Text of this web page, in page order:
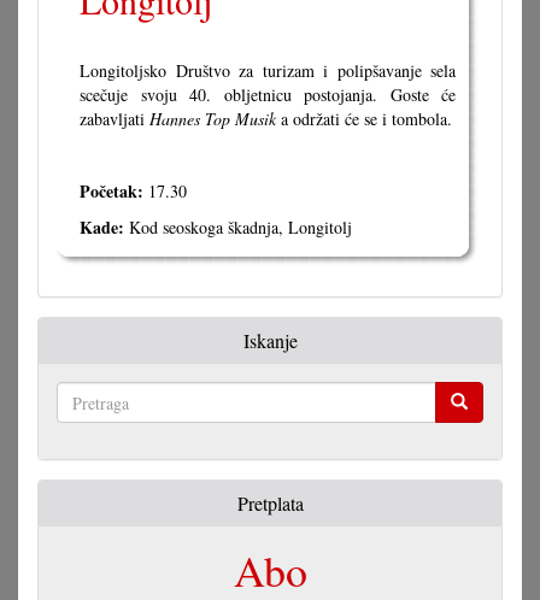
Longitoljsko Društvo za turizam i polipšavanje sela
scečuje svoju 40. obljetnicu postojanja. Goste će
zabavljati Hannes Top Musika održati će se i tombola.
Početak: 17.30
Kade: Kod seoskoga škadnja, Longitolj
Iskanje
Pretplata
Abo